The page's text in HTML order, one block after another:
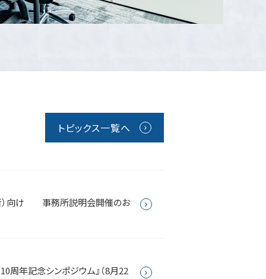
）向け 事務所説明会開催のお
年記念シンポジウム』（8月22
トピックス一覧へ